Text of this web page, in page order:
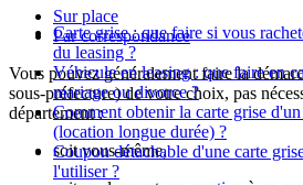
Sur place
Par correspondance
Vous pouvez généralement faire la
sous-préfecture) de votre choix, pas
département :
soit vous-même,
Carte grise : que faire si vous
du leasing ?
Véhicule en leasing : que faire en
mariage ou divorce ?
Comment obtenir la carte grise
(location longue durée) ?
Coupon détachable d'une carte
l'utiliser ?